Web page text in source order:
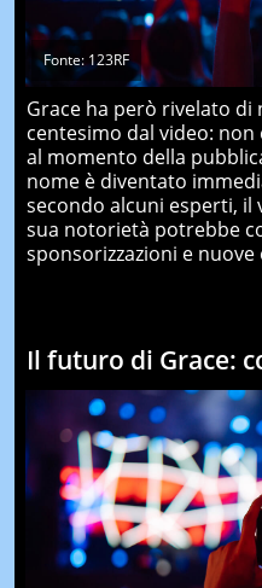
Fonte: 123RF
Grace ha però rivelato
centesimo dal video:
al momento della
nome è diventato
secondo alcuni esperti, il
sua notorietà potrebbe
sponsorizzazioni e
Il futuro di Grace: